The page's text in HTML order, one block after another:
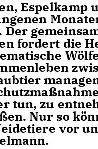
Espelkamp
Der
fordert die
tun, zu
Nur so
vor